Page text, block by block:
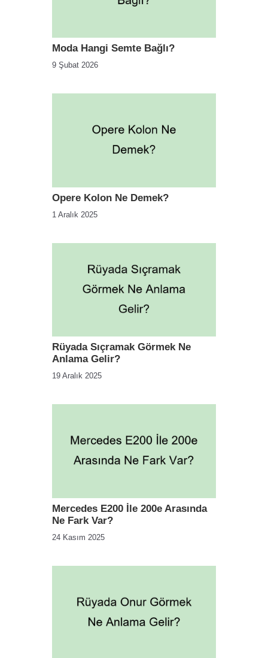
Moda Hangi Semte Bağlı?
9 Şubat 2026
Opere Kolon Ne Demek?
1 Aralık 2025
Rüyada Sıçramak Görmek Ne
Anlama Gelir?
19 Aralık 2025
Mercedes E200 İle 200e Arasında
Ne Fark Var?
24 Kasım 2025